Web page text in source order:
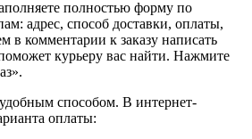
полностью форму по
адрес, способ доставки, оплаты,
в комментарии к заказу написать
курьеру вас найти. Нажмите
способом. В интернет-
оплаты: